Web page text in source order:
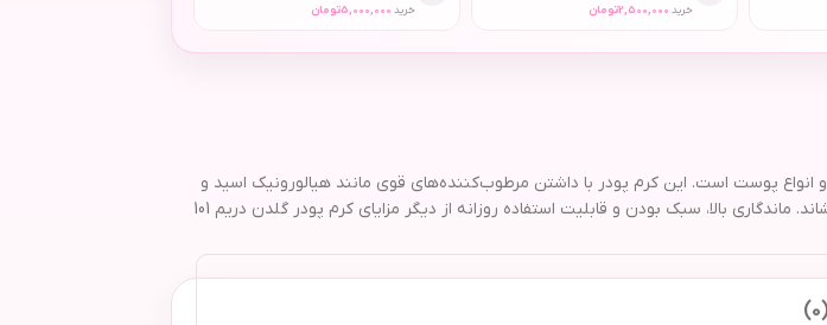
خرید 2,500,000تومان خرید 5,000,000تومان
پوست‌های روشن و انواع پوست است. این کرم پودر با داشتن مرطوب‌کننده‌های قوی مانند هیالورونیک اسید و
ویتامین E، رطوبت و سلامت پوست را حفظ می‌کند و با ایجاد پوششی یکنواخت، لک و ناهمواری‌ها را طبیعی می‌پوشاند. ماندگاری بالا، سبک بودن و قابلیت استفاده روزانه از دیگر مزایای کرم پودر گلدن دریم 101